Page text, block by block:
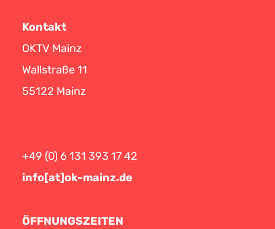
Kontakt
OKTV Mainz
Wallstraße 11
55122 Mainz
+49 (0) 6 131 393 17 42
info[at]ok-mainz.de
ÖFFNUNGSZEITEN